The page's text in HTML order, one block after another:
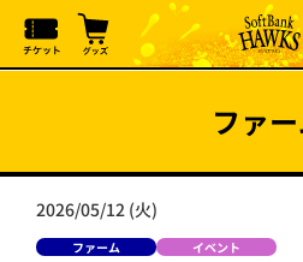
ファ
2026/05/12 (火)
ファーム イベント